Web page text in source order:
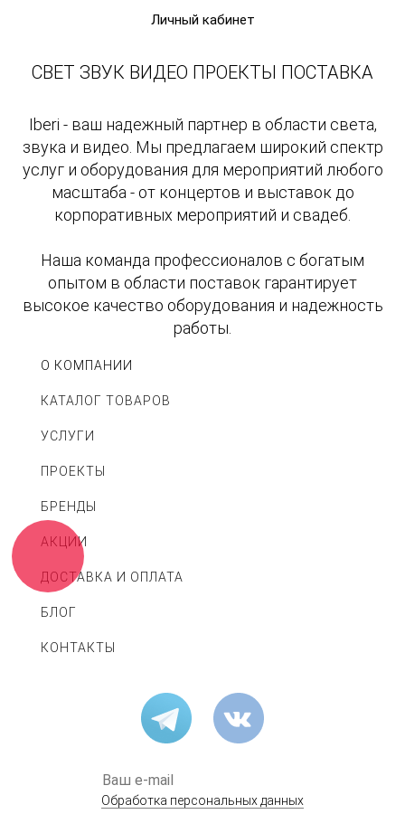
Личный кабинет
СВЕТ ЗВУК ВИДЕО ПРОЕКТЫ ПОСТАВКА
Iberi - ваш надежный партнер в области света,
звука и видео. Мы предлагаем широкий спектр
услуг и оборудования для мероприятий любого
масштаба - от концертов и выставок до
корпоративных мероприятий и свадеб.
Наша команда профессионалов с богатым
опытом в области поставок гарантирует
высокое качество оборудования и надежность
работы.
О КОМПАНИИ
КАТАЛОГ ТОВАРОВ
УСЛУГИ
ПРОЕКТЫ
БРЕНДЫ
АКЦИИ
ДОСТАВКА И ОПЛАТА
БЛОГ
КОНТАКТЫ
Обработка персональных данных